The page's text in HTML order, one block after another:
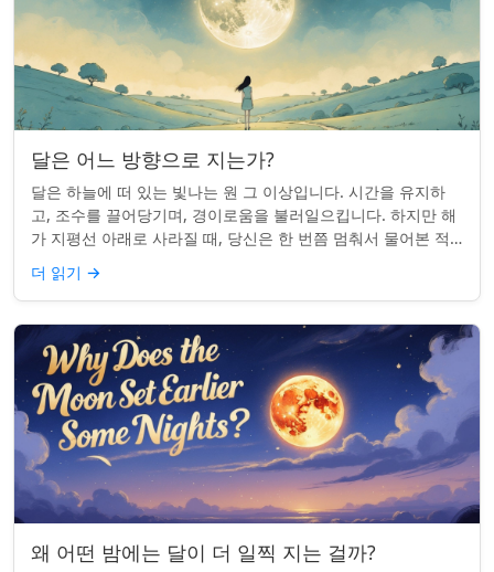
달은 어느 방향으로 지는가?
달은 하늘에 떠 있는 빛나는 원 그 이상입니다. 시간을 유지하
고, 조수를 끌어당기며, 경이로움을 불러일으킵니다. 하지만 해
가 지평선 아래로 사라질 때, 당신은 한 번쯤 멈춰서 물어본 적
이 있나요: 그곳은 어디일까? ...
더 읽기 →
왜 어떤 밤에는 달이 더 일찍 지는 걸까?